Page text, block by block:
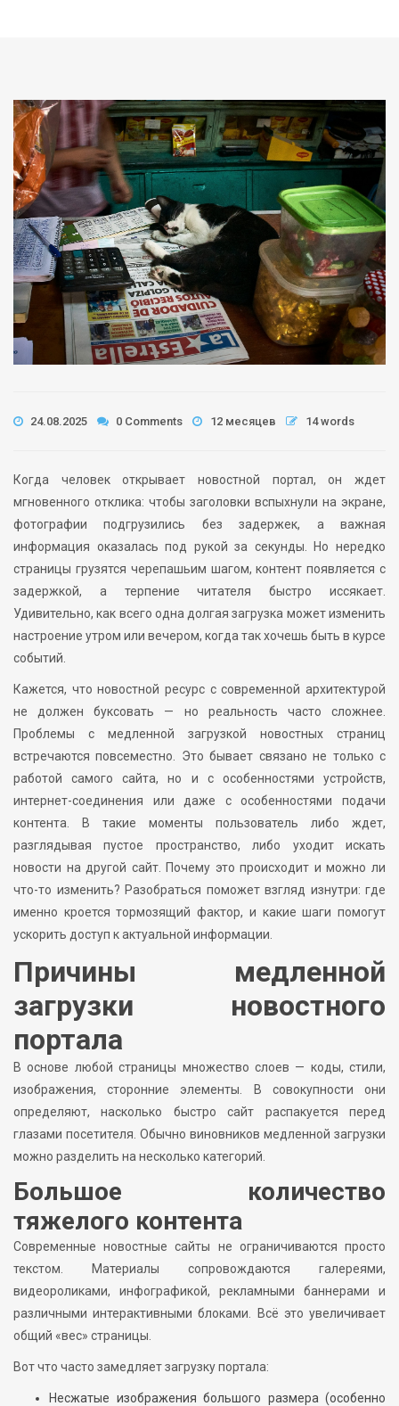
24.08.2025 0 Comments 12 месяцев 14 words
Когда человек открывает новостной портал, он ждет
мгновенного отклика: чтобы заголовки вспыхнули на экране,
фотографии подгрузились без задержек, а важная
информация оказалась под рукой за секунды. Но нередко
страницы грузятся черепашьим шагом, контент появляется с
задержкой, а терпение читателя быстро иссякает.
Удивительно, как всего одна долгая загрузка может изменить
настроение утром или вечером, когда так хочешь быть в курсе
событий.
Кажется, что новостной ресурс с современной архитектурой
не должен буксовать — но реальность часто сложнее.
Проблемы с медленной загрузкой новостных страниц
встречаются повсеместно. Это бывает связано не только с
работой самого сайта, но и с особенностями устройств,
интернет-соединения или даже с особенностями подачи
контента. В такие моменты пользователь либо ждет,
разглядывая пустое пространство, либо уходит искать
новости на другой сайт. Почему это происходит и можно ли
что-то изменить? Разобраться поможет взгляд изнутри: где
именно кроется тормозящий фактор, и какие шаги помогут
ускорить доступ к актуальной информации.
Причины медленной
загрузки новостного
портала
В основе любой страницы множество слоев — коды, стили,
изображения, сторонние элементы. В совокупности они
определяют, насколько быстро сайт распакуется перед
глазами посетителя. Обычно виновников медленной загрузки
можно разделить на несколько категорий.
Большое количество
тяжелого контента
Современные новостные сайты не ограничиваются просто
текстом. Материалы сопровождаются галереями,
видеороликами, инфографикой, рекламными баннерами и
различными интерактивными блоками. Всё это увеличивает
общий «вес» страницы.
Вот что часто замедляет загрузку портала:
Несжатые изображения большого размера (особенно